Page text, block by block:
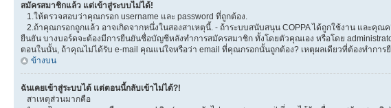
สมัครสมาชิกแล้ว แต่เข้าสู่ระบบไม่ได้!
1.ให้ตรวจสอบว่าคุณกรอก username และ password ที่ถูกต้อง.
2.ถ้าคุณกรอกถูกแล้ว อาจเกิดจากหนึ่งในสองสาเหตุนี้. - ถ้าระบบสนับสนุน COPPA ได้ถูกใช้งาน แล
ยืนยัน บางบอร์ดจะต้องมีการยืนยันชื่อบัญชีหลังทำการสมัครสมาชิก ทั้งโดยตัวคุณเอง หรือโดย
ตอนในนั้น, ถ้าคุณไม่ได้รับ e-mail คุณแน่ใจหรือว่า email ที่คุณกรอกนั้นถูกต้อง? เหตุผลเดียวที่ต้องทำก
ข้างบน
ฉันเคยเข้าสู่ระบบได้ แต่ตอนนี้กลับเข้าไม่ได้?!
สาเหตุส่วนมากคือ